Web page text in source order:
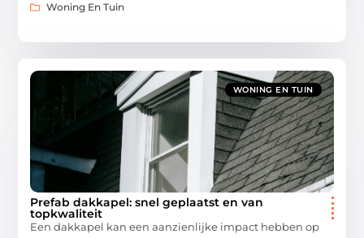
Woning En Tuin
WONING EN TUIN
Prefab dakkapel: snel geplaatst en van
topkwaliteit
Een dakkapel kan een aanzienlijke impact hebben op